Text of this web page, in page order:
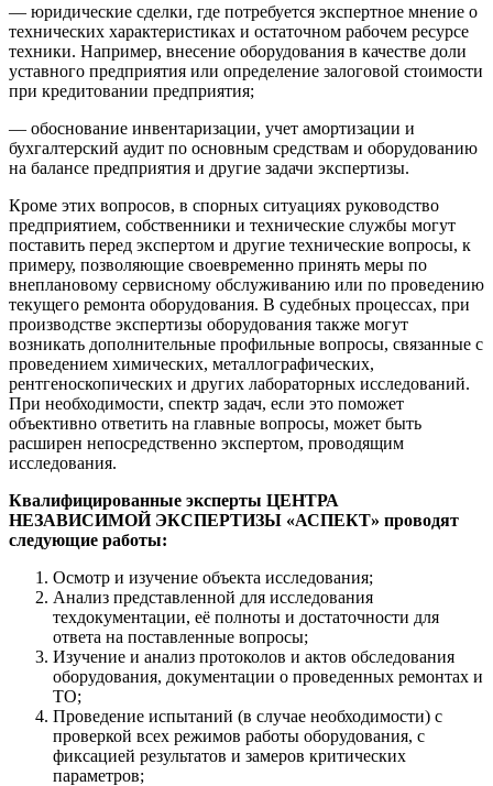
— юридические сделки, где потребуется экспертное мнение о
технических характеристиках и остаточном рабочем ресурсе
техники. Например, внесение оборудования в качестве доли
уставного предприятия или определение залоговой стоимости
при кредитовании предприятия;
— обоснование инвентаризации, учет амортизации и
бухгалтерский аудит по основным средствам и оборудованию
на балансе предприятия и другие задачи экспертизы.
Кроме этих вопросов, в спорных ситуациях руководство
предприятием, собственники и технические службы могут
поставить перед экспертом и другие технические вопросы, к
примеру, позволяющие своевременно принять меры по
внеплановому сервисному обслуживанию или по проведению
текущего ремонта оборудования. В судебных процессах, при
производстве экспертизы оборудования также могут
возникать дополнительные профильные вопросы, связанные с
проведением химических, металлографических,
рентгеноскопических и других лабораторных исследований.
При необходимости, спектр задач, если это поможет
объективно ответить на главные вопросы, может быть
расширен непосредственно экспертом, проводящим
исследования.
Квалифицированные эксперты ЦЕНТРА
НЕЗАВИСИМОЙ ЭКСПЕРТИЗЫ «АСПЕКТ» проводят
следующие работы:
Осмотр и изучение объекта исследования;
Анализ представленной для исследования
техдокументации, её полноты и достаточности для
ответа на поставленные вопросы;
Изучение и анализ протоколов и актов обследования
оборудования, документации о проведенных ремонтах и
ТО;
Проведение испытаний (в случае необходимости) с
проверкой всех режимов работы оборудования, с
фиксацией результатов и замеров критических
параметров;